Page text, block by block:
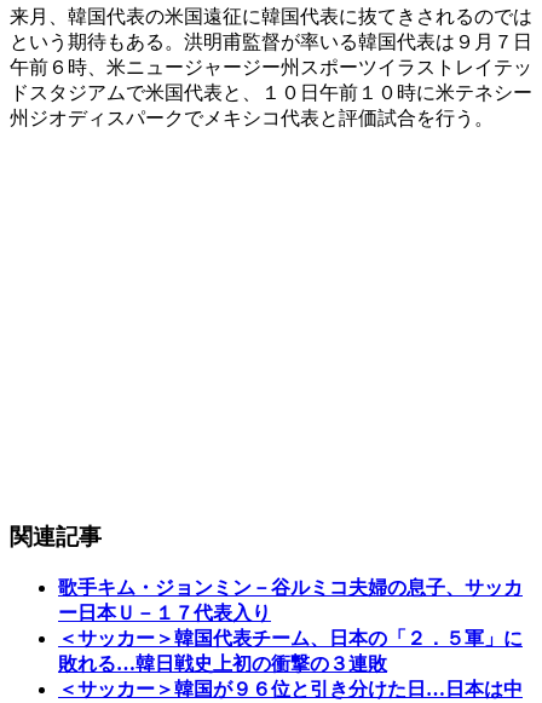
来月、韓国代表の米国遠征に韓国代表に抜てきされるのでは
という期待もある。洪明甫監督が率いる韓国代表は９月７日
午前６時、米ニュージャージー州スポーツイラストレイテッ
ドスタジアムで米国代表と、１０日午前１０時に米テネシー
州ジオディスパークでメキシコ代表と評価試合を行う。
関連記事
歌手キム・ジョンミン－谷ルミコ夫婦の息子、サッカ
ー日本Ｕ－１７代表入り
＜サッカー＞韓国代表チーム、日本の「２．５軍」に
敗れる…韓日戦史上初の衝撃の３連敗
＜サッカー＞韓国が９６位と引き分けた日…日本は中